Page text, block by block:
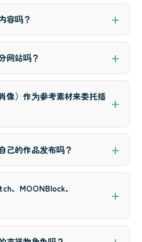
容吗？
网站吗？
像）作为参考素材来委托插
己的作品发布吗？
、MOONBlock、